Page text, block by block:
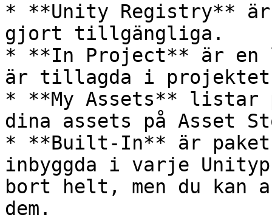
* **Unity Registry** är
gjort tillgängliga.
* **In Project** är en
är tillagda i
* **My Assets**
dina assets på Asset
* **Built-In** är paket
inbyggda i varje
bort helt, men du kan
dem.